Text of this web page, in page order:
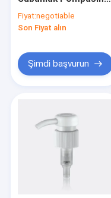
Şampuan Pompası
Fiyat:negotiable
Son Fiyat alın
Şimdi başvurun